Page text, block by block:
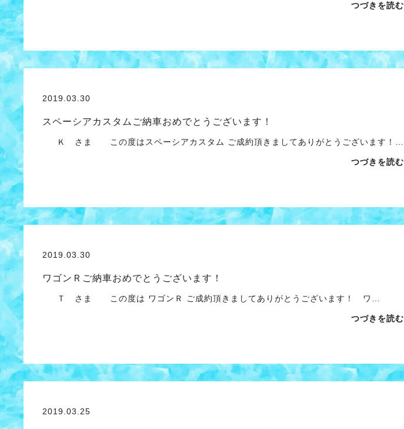
つづきを読む
2019.03.30
スペーシアカスタムご納車おめでとうございます！
Ｋ さま この度はスペーシアカスタム ご成約頂きましてありがとうございます！…
つづきを読む
2019.03.30
ワゴンＲご納車おめでとうございます！
Ｔ さま この度は ワゴンＲ ご成約頂きましてありがとうございます！ ワ…
つづきを読む
2019.03.25